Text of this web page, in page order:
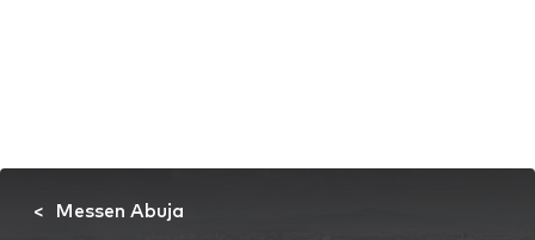
Messen Abuja